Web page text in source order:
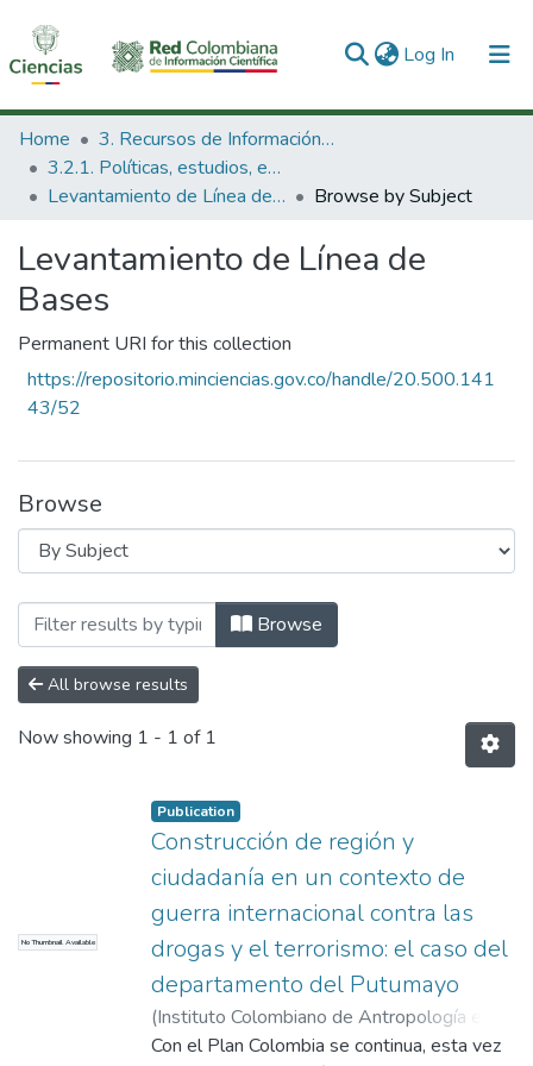
Log In (current)
Communities & Collections
All of DSpace
Home
3. Recursos de Información Científica y Tecnológica
3.2.1. Políticas, estudios, evaluaciones e indicadores de CTeI
Levantamiento de Línea de Bases
Browse by Subject
Levantamiento de Línea de
Bases
Permanent URI for this collection
https://repositorio.minciencias.gov.co/handle/20.500.141
43/52
Browse
Browsing Levantamiento de Línea de
Browse
All browse results
Now showing 1 - 1 of 1
No Thumbnail Available
Publication
Construcción de región y
ciudadanía en un contexto de
guerra internacional contra las
drogas y el terrorismo: el caso del
departamento del Putumayo
(Instituto Colombiano de Antropología e
Historia,2002)Ramírez, María Clemencia;
Con el Plan Colombia se continua, esta vez